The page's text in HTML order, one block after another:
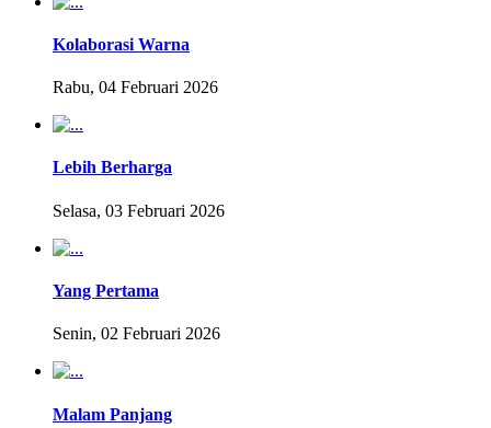
Kolaborasi Warna
Rabu, 04 Februari 2026
Lebih Berharga
Selasa, 03 Februari 2026
Yang Pertama
Senin, 02 Februari 2026
Malam Panjang